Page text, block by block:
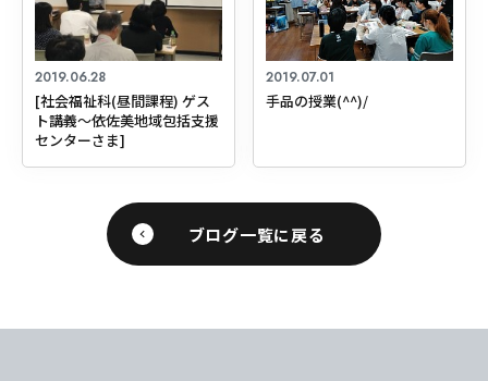
2019.06.28
[社会福祉科(昼間課程) ゲス
ト講義～依佐美地域包括支援
センターさま]
2019.07.01
手品の授業(^^)/
ブログ一覧に戻る